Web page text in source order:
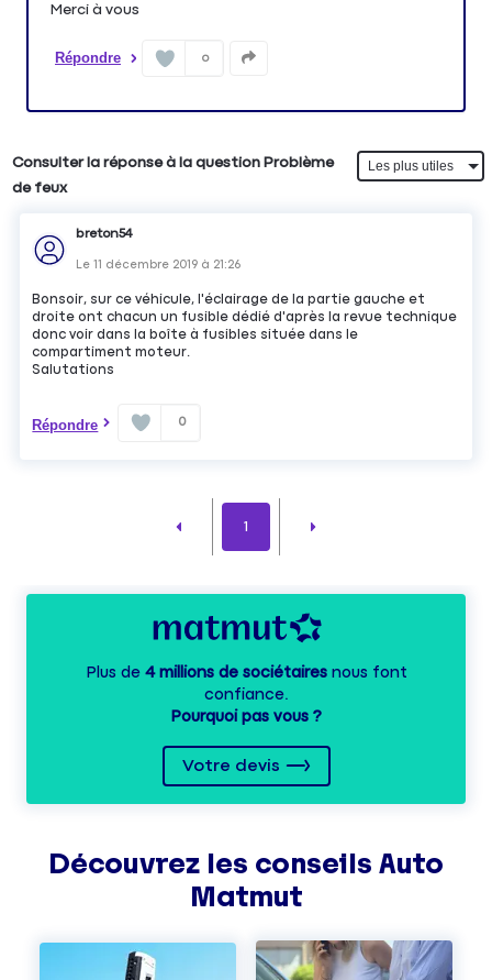
Merci à vous
Répondre 0
Consulter la réponse à la question Problème
de feux
breton54
Le11 décembre 2019 à 21:26
Bonsoir, sur ce véhicule, l'éclairage de la partie gauche et
droite ont chacun un fusible dédié d'après la revue technique
donc voir dans la boîte à fusibles située dans le
compartiment moteur.
Salutations
Répondre 0
1
Plus de 4 millions de sociétairesnous font
confiance.
Pourquoi pas vous ?
Votre devis
Découvrez les conseils Auto
Matmut